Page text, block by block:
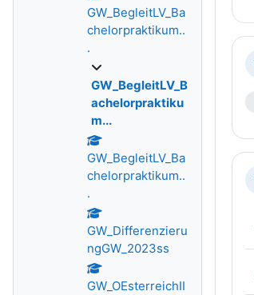
GW_BegleitLV_Ba
chelorpraktikum..
.
GW_BegleitLV_B
achelorpraktiku
m...
GW_BegleitLV_Ba
chelorpraktikum..
.
GW_Differenzieru
ngGW_2023ss
GW_OEsterreichII